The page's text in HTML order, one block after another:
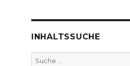
INHALTSSUCHE
Suche